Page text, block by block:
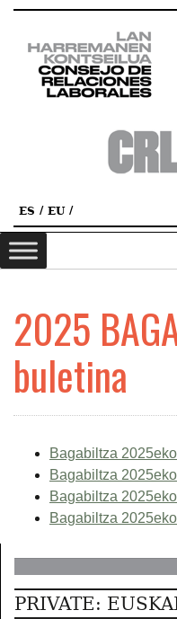
ES EU
2025
buletina
Bagabiltza
Bagabiltza
Bagabiltza
Bagabiltza
PRIVATE: